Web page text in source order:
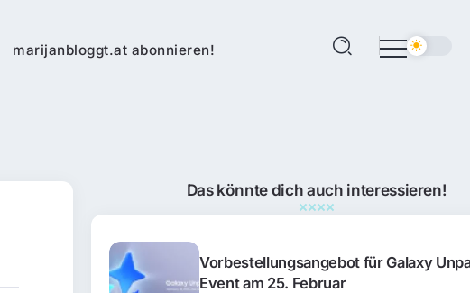
marijanbloggt.at abonnieren!
Das könnte dich auch interessieren!
Vorbestellungsangebot für Galaxy
Event am 25. Februar